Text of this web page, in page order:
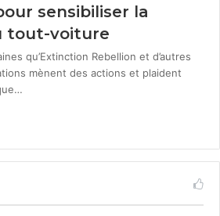
sensibiliser la
tout-voiture
qu’Extinction Rebel­lion et d’autres
mènent des actions et plaident